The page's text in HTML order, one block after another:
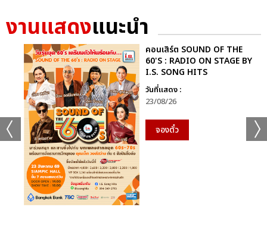
งานแสดงแนะนำ
คอนเสิร์ต SOUND OF THE
60'S : RADIO ON STAGE BY
I.S. SONG HITS
วันที่แสดง :
23/08/26
จองตั๋ว